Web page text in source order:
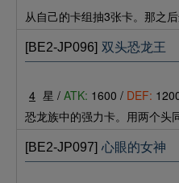
从自己的卡组抽3张卡。那之后
[BE2-JP096] 双头恐龙王
4 星 / ATK: 1600 / DEF:
恐龙族中的强力卡。用两个头
[BE2-JP097] 心眼的女神